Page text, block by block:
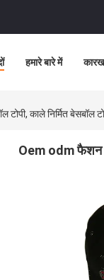
हमारे बारे में
काले निर्मित बेसबॉल
Oem odm फैशन